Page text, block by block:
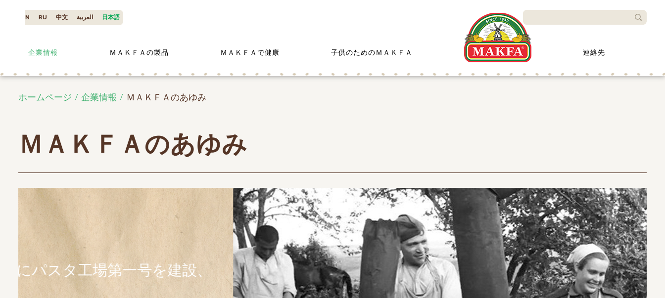
EN RU 中文 العربية 日本語
企業情報 ＭＡＫＦＡの製品 ＭＡＫＦＡで健康 子供のためのＭＡＫＦＡ 連絡先
ホームページ 企業情報 ＭＡＫＦＡのあゆみ
ＭＡＫＦＡのあゆみ